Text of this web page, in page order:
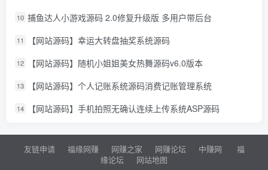
10 捕鱼达人小游戏源码 2.0修复升级版 多用户带后台
11 【网站源码】幸运大转盘抽奖系统源码
12 【网站源码】随机小姐姐美女热舞源码v6.0版本
13 【网站源码】个人记账系统源码消费记账管理系统
14 【网站源码】手机拍照无确认连续上传系统ASP源码
友链申请 福缘网赚 网赚之家 网赚论坛 中赚网
福
缘论坛
网站地图